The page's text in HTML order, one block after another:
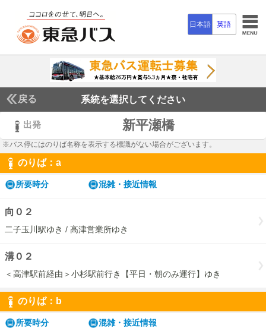
日本語 英語
戻る 系統を選択してください
出発 新平瀬橋
※バス停にはのりば名称を表示する標識がない場合がございます。
のりば： a
a
所要時分 混雑・接近情報
向０２
二子玉川駅ゆき / 高津営業所ゆき
溝０２
＜高津駅前経由＞小杉駅前行き【平日・朝のみ運行】ゆき
のりば： b
b
所要時分 混雑・接近情報